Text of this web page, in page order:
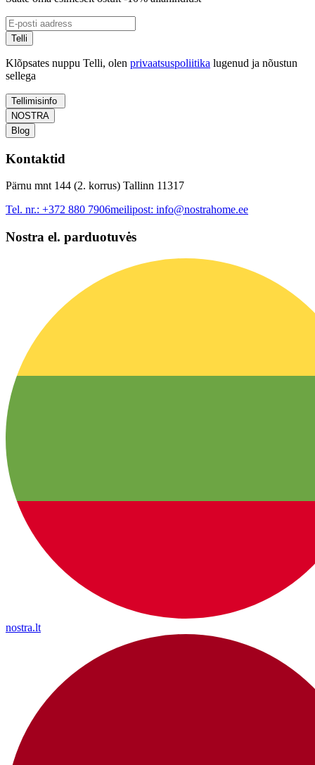
Telli
Klõpsates nuppu Telli, olen privaatsuspoliitika lugenud ja nõustun
sellega
Tellimisinfo
NOSTRA
Blog
Kontaktid
Pärnu mnt 144 (2. korrus) Tallinn 11317
Tel. nr.: +372 880 7906meilipost: info@nostrahome.ee
Nostra el. parduotuvės
nostra.lt